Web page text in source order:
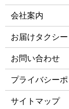
会社案内
お届けタクシー
お問い合わせ
プライバシー
サイトマップ